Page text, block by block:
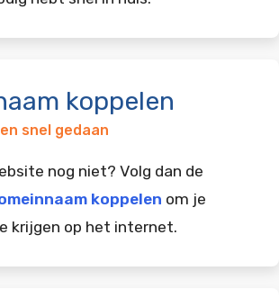
koppelen
snel gedaan
nog niet? Volg dan de
koppelen om je
krijgen op het internet.